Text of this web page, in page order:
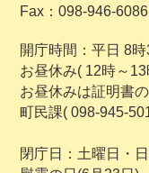
Fax：098-946-6086
開庁時間：平日 8
お昼休み( 12時～13
お昼休みは証明書
町民課( 098-945-
閉庁日：土曜日・